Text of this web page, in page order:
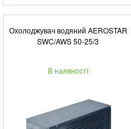
Охолоджувач водяний AEROSTAR
SWC/AWS 50-25/3
В наявності